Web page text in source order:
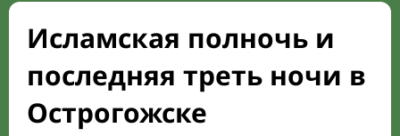
Исламская полночь и
последняя треть ночи в
Острогожске